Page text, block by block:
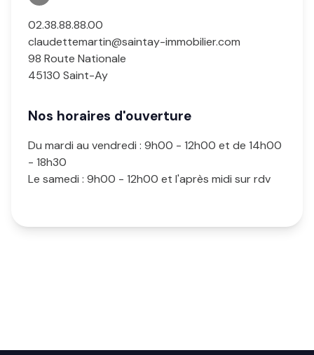
02.38.88.88.00
claudettemartin@saintay-immobilier.com
98 Route Nationale
45130 Saint-Ay
Nos horaires d'ouverture
Du mardi au vendredi : 9h00 - 12h00 et de 14h00
- 18h30
Le samedi : 9h00 - 12h00 et l'après midi sur rdv